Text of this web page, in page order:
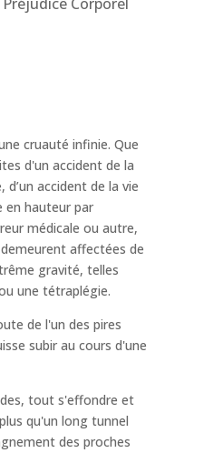
cruauté infinie. Que
d'un accident de la
accident de la vie
en hauteur par
médicale ou autre,
affectées de
gravité, telles
une tétraplégie.
de l'un des pires
subir au cours d'une
tout s'effondre et
qu'un long tunnel
des proches